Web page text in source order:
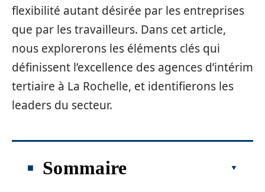
flexibilité autant désirée par les entreprises
que par les travailleurs. Dans cet article,
nous explorerons les éléments clés qui
définissent l’excellence des agences d’intérim
tertiaire à La Rochelle, et identifierons les
leaders du secteur.
Sommaire